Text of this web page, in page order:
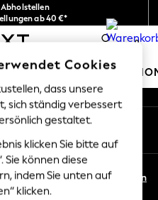
ab 40 €*
0
DAMEN HERREN
Netzwerke
an
En
Cookies
dass unsere
sich ständig verbessert
gestaltet.
klicken Sie bitte auf
Sie können diese
indem Sie unten auf
klicken.